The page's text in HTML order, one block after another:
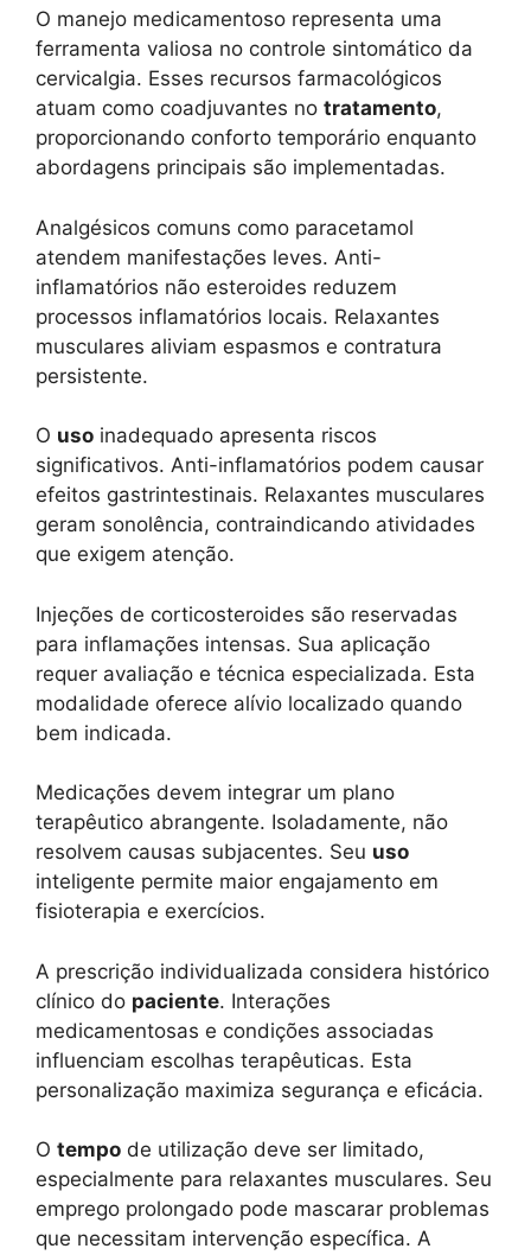
O manejo medicamentoso representa uma
ferramenta valiosa no controle sintomático da
cervicalgia. Esses recursos farmacológicos
atuam como coadjuvantes no tratamento,
proporcionando conforto temporário enquanto
abordagens principais são implementadas.
Analgésicos comuns como paracetamol
atendem manifestações leves. Anti-
inflamatórios não esteroides reduzem
processos inflamatórios locais. Relaxantes
musculares aliviam espasmos e contratura
persistente.
O uso inadequado apresenta riscos
significativos. Anti-inflamatórios podem causar
efeitos gastrintestinais. Relaxantes musculares
geram sonolência, contraindicando atividades
que exigem atenção.
Injeções de corticosteroides são reservadas
para inflamações intensas. Sua aplicação
requer avaliação e técnica especializada. Esta
modalidade oferece alívio localizado quando
bem indicada.
Medicações devem integrar um plano
terapêutico abrangente. Isoladamente, não
resolvem causas subjacentes. Seu uso
inteligente permite maior engajamento em
fisioterapia e exercícios.
A prescrição individualizada considera histórico
clínico do paciente. Interações
medicamentosas e condições associadas
influenciam escolhas terapêuticas. Esta
personalização maximiza segurança e eficácia.
O tempo de utilização deve ser limitado,
especialmente para relaxantes musculares. Seu
emprego prolongado pode mascarar problemas
que necessitam intervenção específica. A